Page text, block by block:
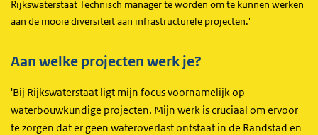
Rijkswaterstaat Technisch manager te worden om te kunnen werken
aan de mooie diversiteit aan infrastructurele projecten.'
Aan welke projecten werk je?
'Bij Rijkswaterstaat ligt mijn focus voornamelijk op
waterbouwkundige projecten. Mijn werk is cruciaal om ervoor
te zorgen dat er geen wateroverlast ontstaat in de Randstad en